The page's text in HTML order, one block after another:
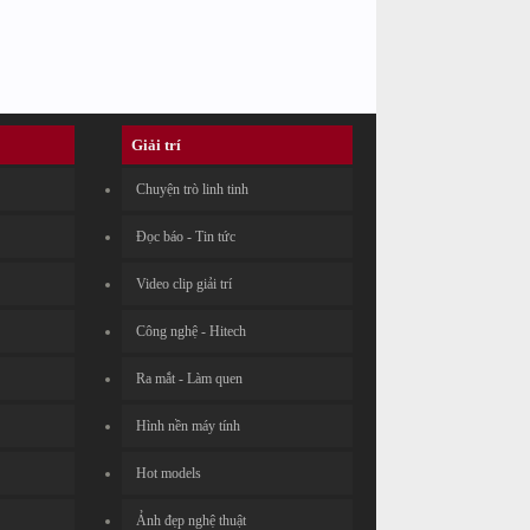
Giải trí
Chuyện trò linh tinh
Đọc báo - Tin tức
Video clip giải trí
Công nghệ - Hitech
Ra mắt - Làm quen
Hình nền máy tính
Hot models
Ảnh đẹp nghệ thuật